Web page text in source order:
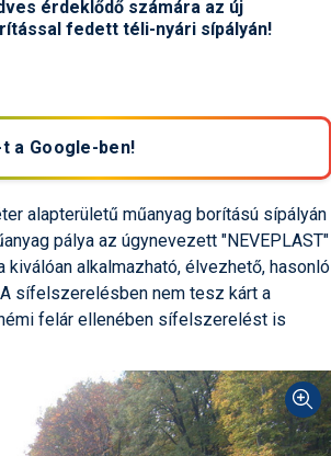
érdeklődő számára az új
fedett téli-nyári sípályán!
a Google-ben!
alapterületű műanyag borítású sípályán
pálya az úgynevezett "NEVEPLAST"
alkalmazható, élvezhető, hasonló
sífelszerelésben nem tesz kárt a
felár ellenében sífelszerelést is